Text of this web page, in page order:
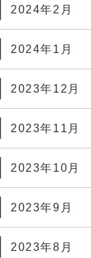
2024年2月
2024年1月
2023年12月
2023年11月
2023年10月
2023年9月
2023年8月